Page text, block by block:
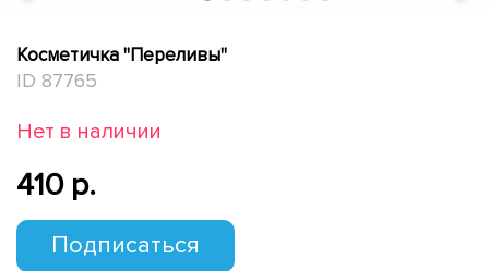
Косметичка "Переливы"
ID 87765
Нет в наличии
410 p.
Подписаться